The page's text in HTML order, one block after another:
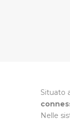
Situato
Nelle